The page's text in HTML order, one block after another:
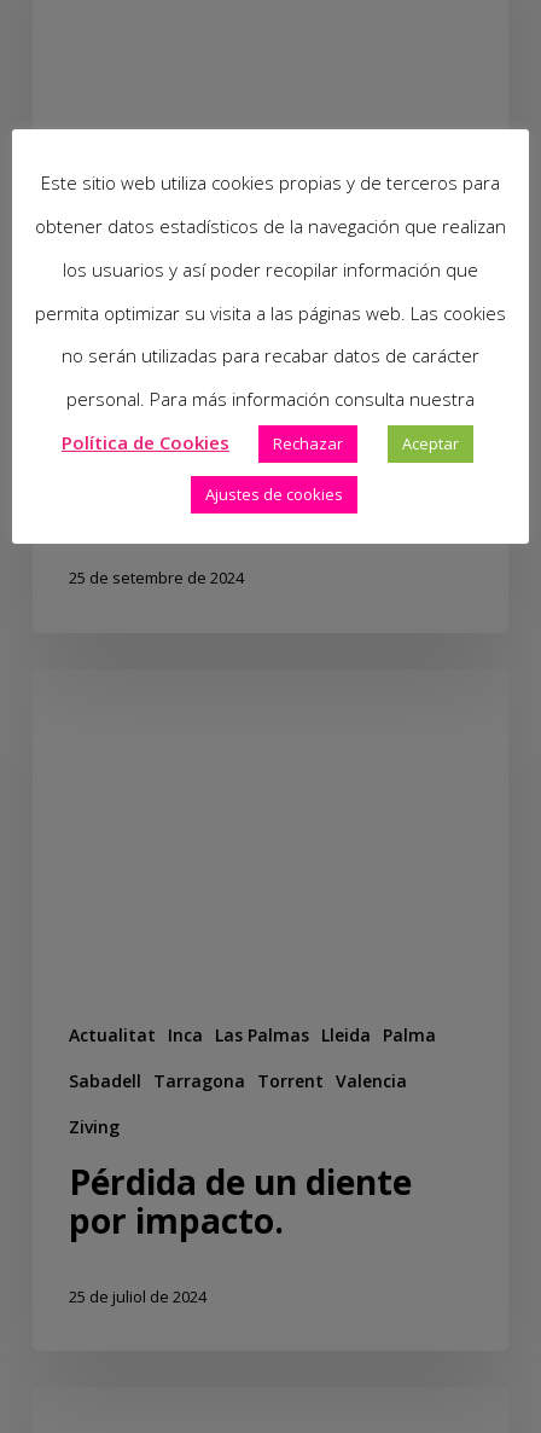
Actualitat Inca Las Palmas Lleida Palma
Sabadell
Tarragona terrassa Torrent
Valencia
La Fruta, el Mejor
Aliado de los Pequeños
para una Boca Sana.
25 de setembre de 2024
Actualitat Inca Las Palmas Lleida
Palma
Sabadell
Tarragona Torrent Valencia
Ziving
Pérdida de un diente
por impacto.
25 de juliol de 2024
Este sitio web utiliza cookies propias y de terceros para
obtener datos estadísticos de la navegación que realizan
los usuarios y así poder recopilar información que
permita optimizar su visita a las páginas web. Las cookies
no serán utilizadas para recabar datos de carácter
personal. Para más información consulta nuestra
Política de Cookies
Rechazar Aceptar
Ajustes de cookies